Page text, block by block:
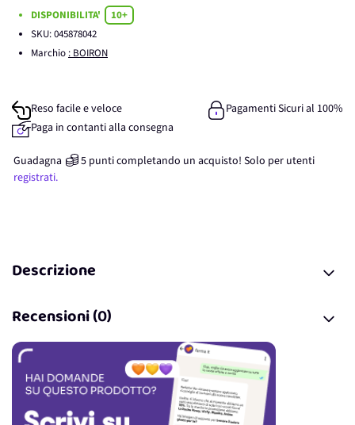
DISPONIBILITA'
10+
SKU:045878042
Marchio : BOIRON
Reso facile e veloce
Pagamenti Sicuri al 100%
Paga in contanti alla consegna
Guadagna 5 punticompletando un acquisto! Solo per utenti
registrati.
Descrizione
Recensioni (0)